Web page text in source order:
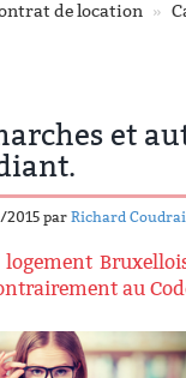
de location
et
2015 par Richard
logement
au